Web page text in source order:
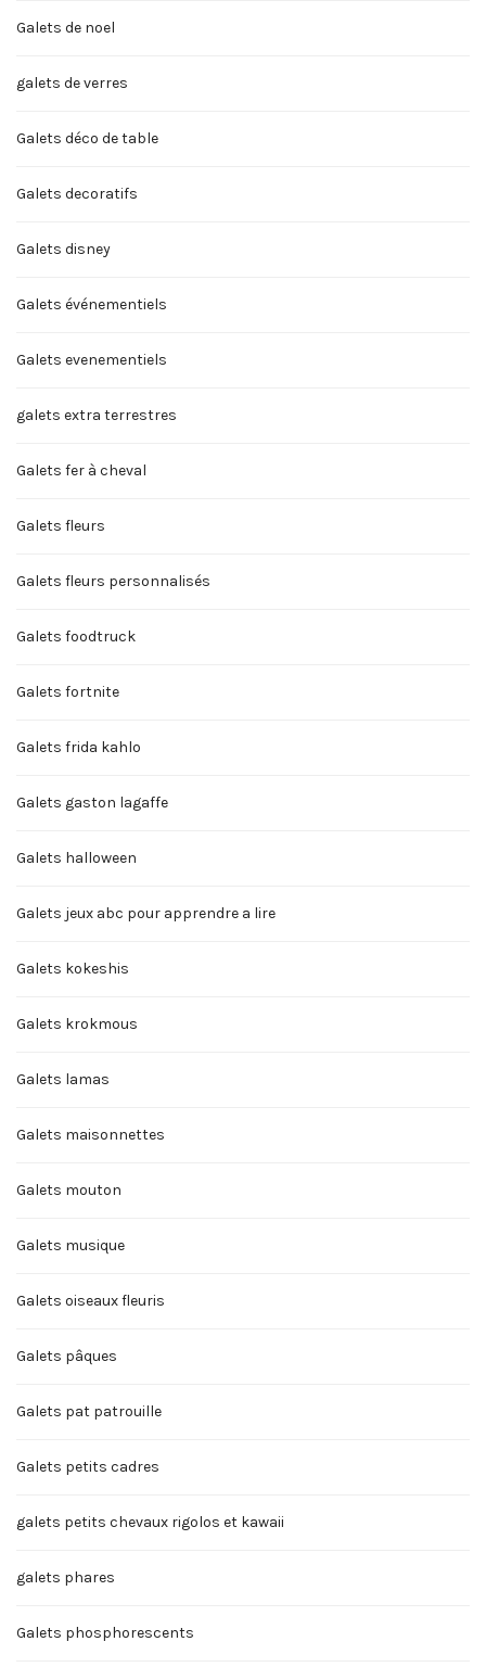
Galets de noel
galets de verres
Galets déco de table
Galets decoratifs
Galets disney
Galets événementiels
Galets evenementiels
galets extra terrestres
Galets fer à cheval
Galets fleurs
Galets fleurs personnalisés
Galets foodtruck
Galets fortnite
Galets frida kahlo
Galets gaston lagaffe
Galets halloween
Galets jeux abc pour apprendre a lire
Galets kokeshis
Galets krokmous
Galets lamas
Galets maisonnettes
Galets mouton
Galets musique
Galets oiseaux fleuris
Galets pâques
Galets pat patrouille
Galets petits cadres
galets petits chevaux rigolos et kawaii
galets phares
Galets phosphorescents